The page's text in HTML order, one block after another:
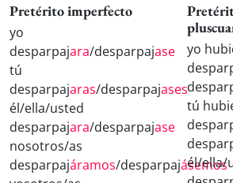
Pretérito imperfecto
yo
desparpajara/desparpajase
tú
desparpajaras/desparpajases
él/ella/usted
desparpajara/desparpajase
nosotros/as
desparpajáramos/desparpajásemos
yo
tú
él/ella/